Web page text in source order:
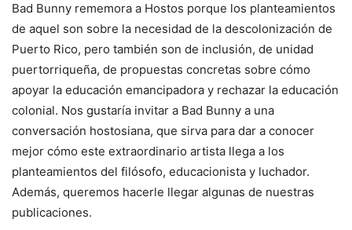
Bad Bunny rememora a Hostos porque los planteamientos
de aquel son sobre la necesidad de la descolonización de
Puerto Rico, pero también son de inclusión, de unidad
puertorriqueña, de propuestas concretas sobre cómo
apoyar la educación emancipadora y rechazar la educación
colonial. Nos gustaría invitar a Bad Bunny a una
conversación hostosiana, que sirva para dar a conocer
mejor cómo este extraordinario artista llega a los
planteamientos del filósofo, educacionista y luchador.
Además, queremos hacerle llegar algunas de nuestras
publicaciones.